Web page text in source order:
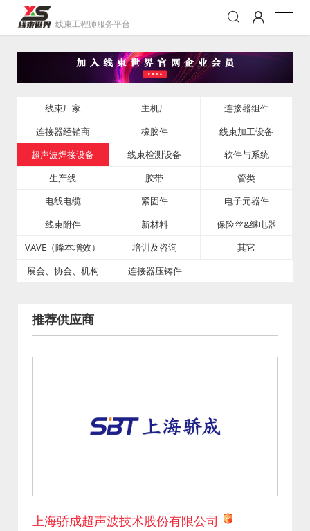
线束工程师服务平台
线束厂家 主机厂
连接器组件
连接器经销商
橡胶件
线束加工设备
超声波焊接设备
线束检测设备
软件与系统
生产线
胶带
管类
电线电缆
紧固件
电子元器件
线束附件
新材料
保险丝&继电器
VAVE（降本增效）
培训及咨询
其它
展会、协会、机构
连接器压铸件
推荐供应商
上海骄成超声波技术股份有限公司